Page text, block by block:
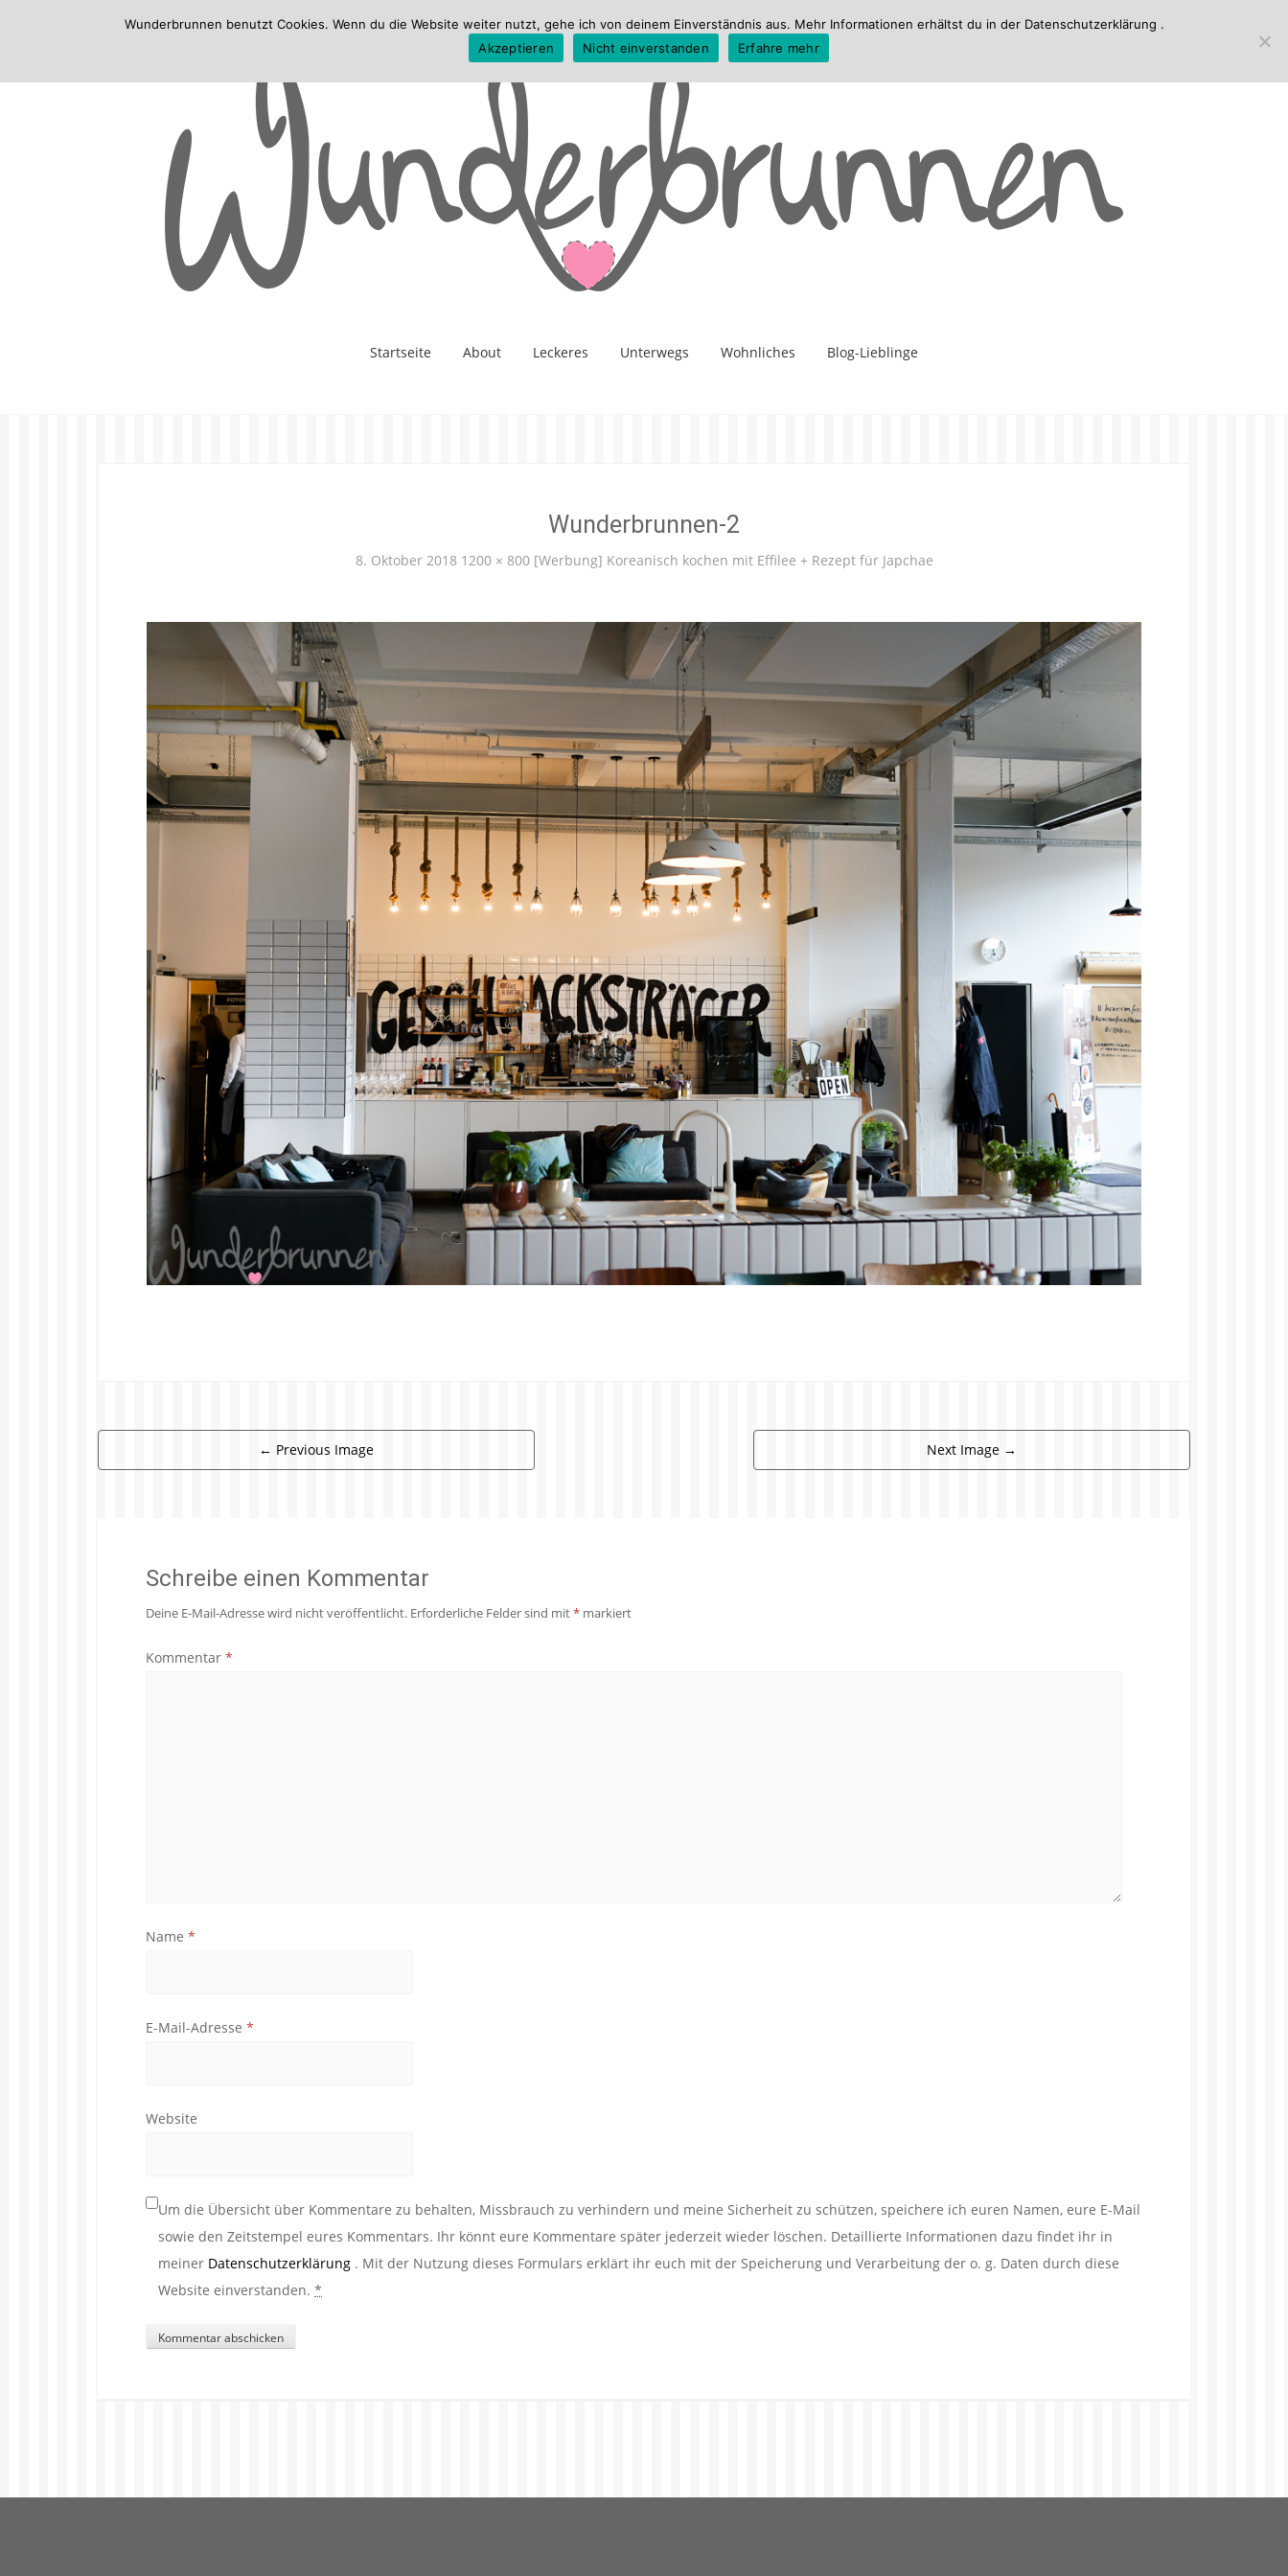
Startseite About Leckeres Unterwegs Wohnliches Blog-Lieblinge
Wunderbrunnen-2
8. Oktober 2018 1200 × 800 [Werbung] Koreanisch kochen mit Effilee + Rezept für Japchae
← Previous Image Next Image →
Schreibe einen Kommentar
Deine E-Mail-Adresse wird nicht veröffentlicht. Erforderliche Felder sind mit* markiert
Kommentar *
Name *
E-Mail-Adresse *
Website
Um die Übersicht über Kommentare zu behalten, Missbrauch zu verhindern und meine Sicherheit zu schützen, speichere ich euren Namen, eure E-Mail
sowie den Zeitstempel eures Kommentars. Ihr könnt eure Kommentare später jederzeit wieder löschen. Detaillierte Informationen dazu findet ihr in
meiner Datenschutzerklärung . Mit der Nutzung dieses Formulars erklärt ihr euch mit der Speicherung und Verarbeitung der o. g. Daten durch diese
Website einverstanden. *
Wunderbrunnen benutzt Cookies. Wenn du die Website weiter nutzt, gehe ich von deinem Einverständnis aus. Mehr Informationen erhältst du in der Datenschutzerklärung .
Akzeptieren
Nicht einverstanden Erfahre mehr